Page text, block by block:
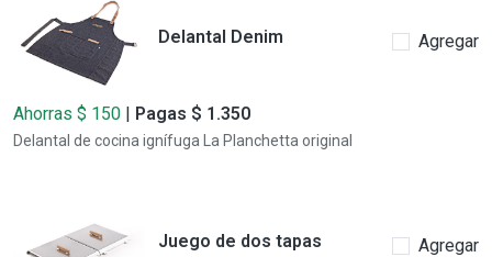
Delantal Denim Agregar
Ahorras $ 150 | Pagas $ 1.350
Delantal de cocina ignífuga La Planchetta original
Juego de dos tapas Agregar